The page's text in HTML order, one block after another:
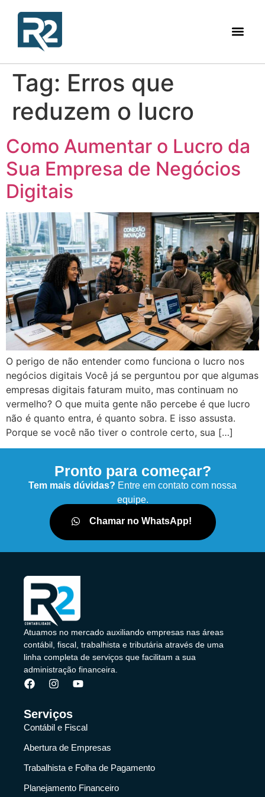
Tag: Erros que
reduzem o lucro
Como Aumentar o Lucro da
Sua Empresa de Negócios
Digitais
O perigo de não entender como funciona o lucro nos
negócios digitais Você já se perguntou por que algumas
empresas digitais faturam muito, mas continuam no
vermelho? O que muita gente não percebe é que lucro
não é quanto entra, é quanto sobra. E isso assusta.
Porque se você não tiver o controle certo, sua […]
Pronto para começar?
Tem mais dúvidas? Entre em contato com nossa
equipe.
Chamar no WhatsApp!
Atuamos no mercado auxiliando empresas nas áreas
contábil, fiscal, trabalhista e tributária através de uma
linha completa de serviços que facilitam a sua
administração financeira.
Serviços
Contábil e Fiscal
Abertura de Empresas
Trabalhista e Folha de Pagamento
Planejamento Financeiro